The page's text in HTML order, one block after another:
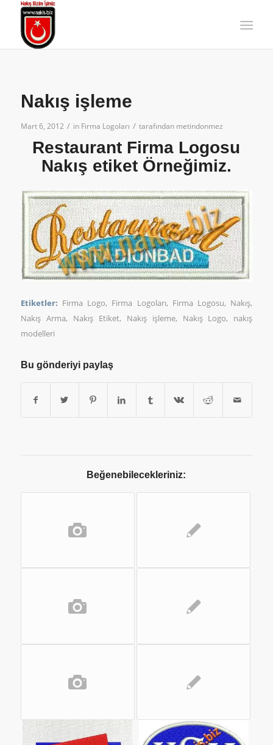
Nakış işleme
Mart 6, 2012 / in Firma Logoları / tarafından metindonmez
Restaurant Firma Logosu
Nakış etiket Örneğimiz.
Etiketler: Firma Logo, Firma Logoları, Firma Logosu, Nakış,
Nakış Arma, Nakış Etiket, Nakış işleme, Nakış Logo, nakış
modelleri
Bu gönderiyi paylaş
Beğenebilecekleriniz: